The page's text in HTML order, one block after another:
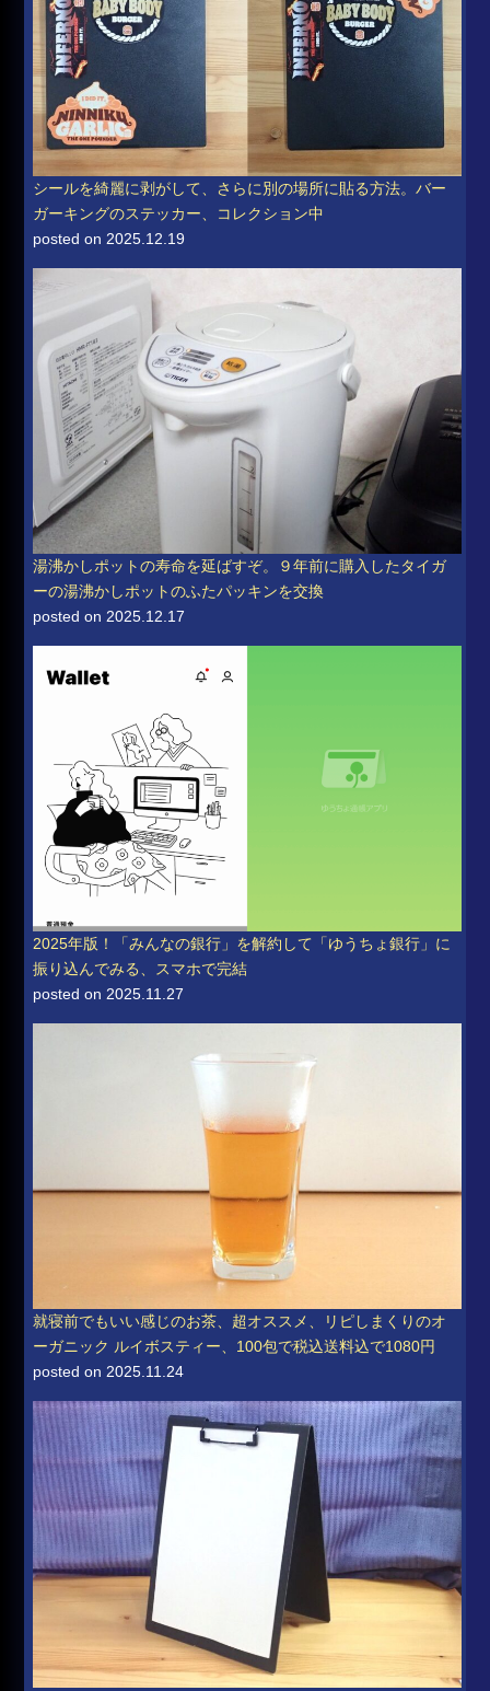
シールを綺麗に剥がして、さらに別の場所に貼る方法。バー
ガーキングのステッカー、コレクション中
posted on 2025.12.19
湯沸かしポットの寿命を延ばすぞ。９年前に購入したタイガ
ーの湯沸かしポットのふたパッキンを交換
posted on 2025.12.17
2025年版！「みんなの銀行」を解約して「ゆうちょ銀行」に
振り込んでみる、スマホで完結
posted on 2025.11.27
就寝前でもいい感じのお茶、超オススメ、リピしまくりのオ
ーガニック ルイボスティー、100包で税込送料込で1080円
posted on 2025.11.24